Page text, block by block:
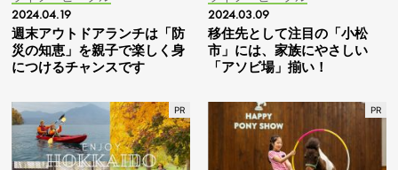
2024.04.19
週末アウトドアランチは「防
災の知恵」を親子で楽しく身
につけるチャンスです
2024.03.09
移住先として注目の「小松
市」には、家族にやさしい
「アソビ場」揃い！